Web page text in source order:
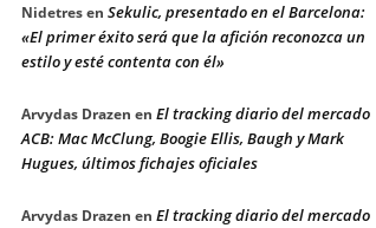
Nidetresen Sekulic, presentado en el Barcelona:
«El primer éxito será que la afición reconozca un
estilo y esté contenta con él»
Arvydas Drazen en El tracking diario del mercado
ACB: Mac McClung, Boogie Ellis, Baugh y Mark
Hugues, últimos fichajes oficiales
Arvydas Drazen en El tracking diario del mercado